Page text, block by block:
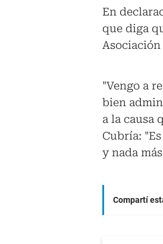
En
que diga
"Vengo a
bien
a la causa
Cubría:
y nada
Compartí